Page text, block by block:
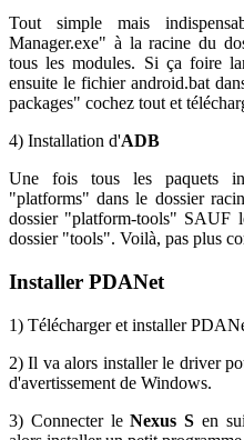
Tout simple mais
Manager.exe" à la racine du
tous les modules. Si ça foire
ensuite le fichier android.bat
packages" cochez tout et
4) Installation d'ADB
Une fois tous les paquets
"platforms" dans le dossier
dossier "platform-tools" SAUF
dossier "tools". Voilà, pas plus
Installer PDANet
1) Télécharger et installer
2) Il va alors installer le driver
d'avertissement de Windows.
3) Connecter leNexus S en